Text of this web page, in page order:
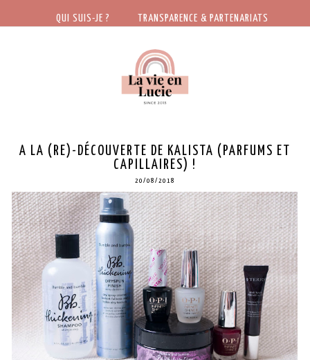
A LA (RE)-DÉCOUVERTE DE KALISTA (PARFUMS ET
CAPILLAIRES) !
20/08/2018
QUI SUIS-JE ? TRANSPARENCE & PARTENARIATS